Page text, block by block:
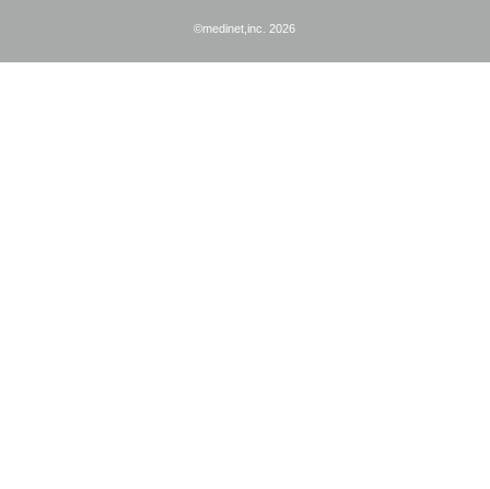
©medinet,inc. 2026